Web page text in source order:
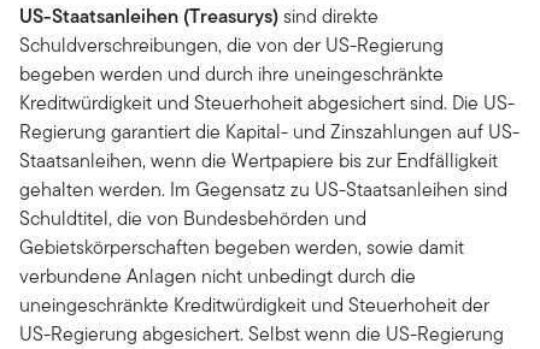
US-Staatsanleihen (Treasurys)sind direkte
Schuldverschreibungen, die von der US-Regierung
begeben werden und durch ihre uneingeschränkte
Kreditwürdigkeit und Steuerhoheit abgesichert sind. Die US-
Regierung garantiert die Kapital- und Zinszahlungen auf US-
Staatsanleihen, wenn die Wertpapiere bis zur Endfälligkeit
gehalten werden. Im Gegensatz zu US-Staatsanleihen sind
Schuldtitel, die von Bundesbehörden und
Gebietskörperschaften begeben werden, sowie damit
verbundene Anlagen nicht unbedingt durch die
uneingeschränkte Kreditwürdigkeit und Steuerhoheit der
US-Regierung abgesichert. Selbst wenn die US-Regierung